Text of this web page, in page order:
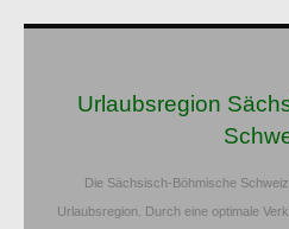
Urlaubsregion
Die Sächsisch-Böhmische
Urlaubsregion. Durch eine optimale